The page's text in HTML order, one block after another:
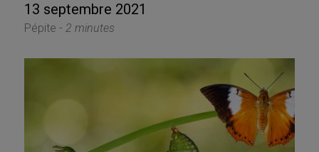
13 septembre 2021
Pépite - 2 minutes